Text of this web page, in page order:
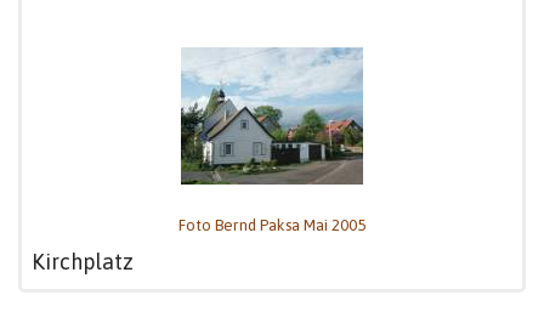
Foto Bernd Paksa Mai 2005
Kirchplatz